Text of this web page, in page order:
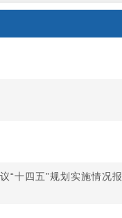
“十四五”规划实施情况报